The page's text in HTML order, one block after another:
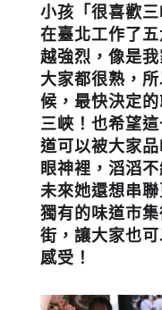
小孩「很喜歡
在臺北工作了
越強烈，像是
大家都很熟，
候，最快決定
三峽！也希望
道可以被大家
眼神裡，滔滔
未來她還想串
獨有的味道市
街，讓大家也
感受！